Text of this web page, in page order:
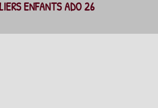
ENFANTS ADO 26